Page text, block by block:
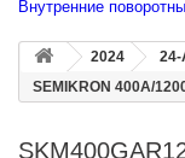
Внутренние
2024
SEMIKRON 400A/